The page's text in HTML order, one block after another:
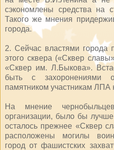
сэкономлены средства на
Такого же мнения
города.
2. Сейчас властями города
этого сквера («Сквер
«Сквер им. Л.Быкова».
быть с захоронениями
памятником участникам
На мнение
организации, было бы
осталось прежнее «Сквер
расположены могилы
город от фашистских